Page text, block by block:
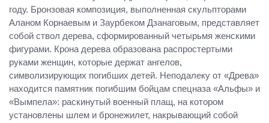
году. Бронзовая композиция, выполненная скульпторами
Аланом Корнаевым и Заурбеком Дзанаговым, представляет
собой ствол дерева, сформированный четырьмя женскими
фигурами. Крона дерева образована распростертыми
руками женщин, которые держат ангелов,
символизирующих погибших детей. Неподалеку от «Древа»
находится памятник погибшим бойцам спецназа «Альфы» и
«Вымпела»: раскинутый военный плащ, на котором
установлены шлем и бронежилет, накрывающий собой